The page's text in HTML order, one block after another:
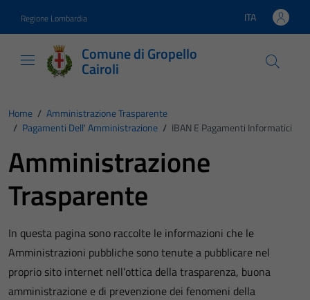
Regione Lombardia Lingua attiva:
ITA
Comune di Gropello
Cairoli
Home / Amministrazione Trasparente
/ Pagamenti Dell' Amministrazione / IBAN E Pagamenti Informatici
Amministrazione
Trasparente
In questa pagina sono raccolte le informazioni che le
Amministrazioni pubbliche sono tenute a pubblicare nel
proprio sito internet nell’ottica della trasparenza, buona
amministrazione e di prevenzione dei fenomeni della